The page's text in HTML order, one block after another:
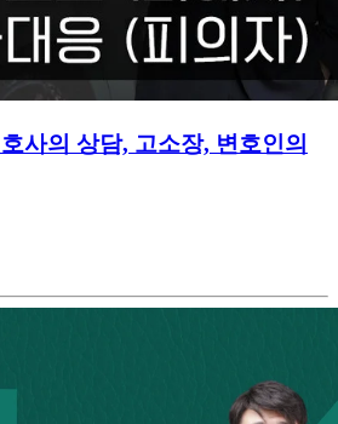
사의 상담, 고소장, 변호인의